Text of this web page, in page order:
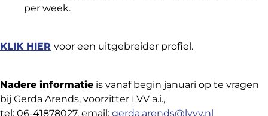
per week.
KLIK HIER voor een uitgebreider profiel.
Nadere informatie is vanaf begin januari op te vragen
bij Gerda Arends, voorzitter LVV a.i.,
tel: 06-41878027, email: gerda.arends@lvvv.nl